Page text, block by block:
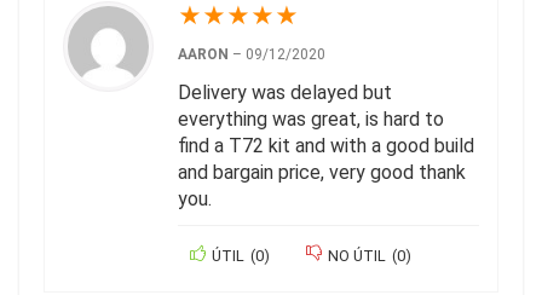
★★★★★
AARON – 09/12/2020
Delivery was delayed but
everything was great, is hard to
find a T72 kit and with a good build
and bargain price, very good thank
you.
ÚTIL (0) NO ÚTIL (0)